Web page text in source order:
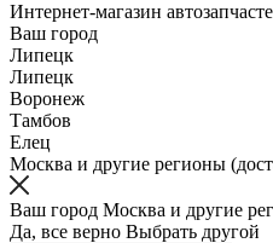
Интернет-магазин
Ваш город
Липецк
Липецк
Воронеж
Тамбов
Елец
Москва и другие регионы
Ваш город Москва и другие
Да, все верно Выбрать другой